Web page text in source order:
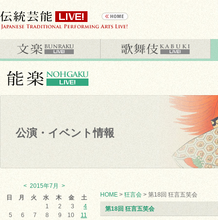
公演・イベント情報
HOME > 狂言会 > 第18回 狂言五笑会
第18回 狂言五笑会
< 2015年7月
>
日
月 火 水 木 金
土
1
2 3
4
5
6 7 8 9 10
11